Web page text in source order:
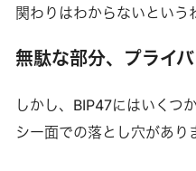
関わりはわからないという
無駄な部分、プライ
しかし、BIP47にはいくつ
シー面での落とし穴があり